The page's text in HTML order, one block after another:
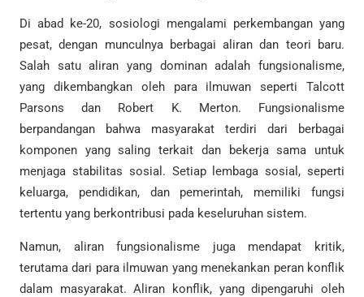
Di abad ke-20, sosiologi mengalami perkembangan yang
pesat, dengan munculnya berbagai aliran dan teori baru.
Salah satu aliran yang dominan adalah fungsionalisme,
yang dikembangkan oleh para ilmuwan seperti Talcott
Parsons dan Robert K. Merton. Fungsionalisme
berpandangan bahwa masyarakat terdiri dari berbagai
komponen yang saling terkait dan bekerja sama untuk
menjaga stabilitas sosial. Setiap lembaga sosial, seperti
keluarga, pendidikan, dan pemerintah, memiliki fungsi
tertentu yang berkontribusi pada keseluruhan sistem.
Namun, aliran fungsionalisme juga mendapat kritik,
terutama dari para ilmuwan yang menekankan peran konflik
dalam masyarakat. Aliran konflik, yang dipengaruhi oleh